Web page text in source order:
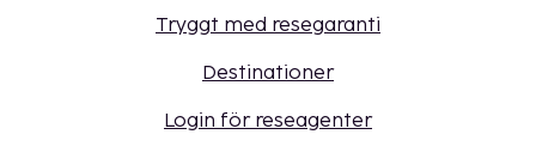
Tryggt med resegaranti
Destinationer
Login för reseagenter